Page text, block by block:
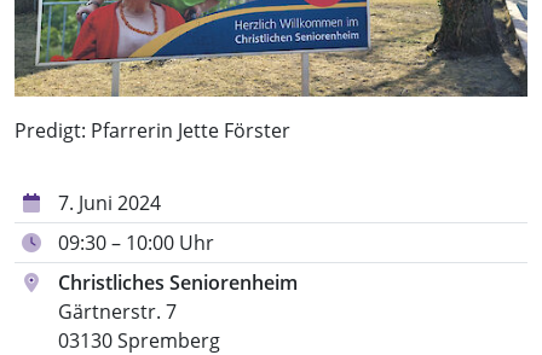
Predigt: Pfarrerin Jette Förster
7. Juni 2024
09:30 – 10:00 Uhr
Christliches Seniorenheim
Gärtnerstr. 7
03130 Spremberg